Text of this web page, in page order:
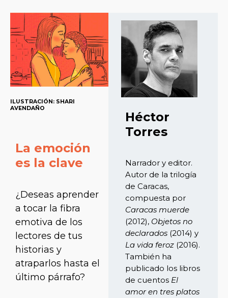
ILUSTRACIÓN: SHARI
AVENDAÑO
La emoción
es la clave
¿Deseas aprender
a tocar la fibra
emotiva de los
lectores de tus
historias y
atraparlos hasta el
último párrafo?
Héctor
Torres
Narrador y editor.
Autor de la trilogía
de Caracas,
compuesta por
Caracas muerde
(2012), Objetos no
declarados (2014) y
La vida feroz (2016).
También ha
publicado los libros
de cuentos El
amor en tres platos